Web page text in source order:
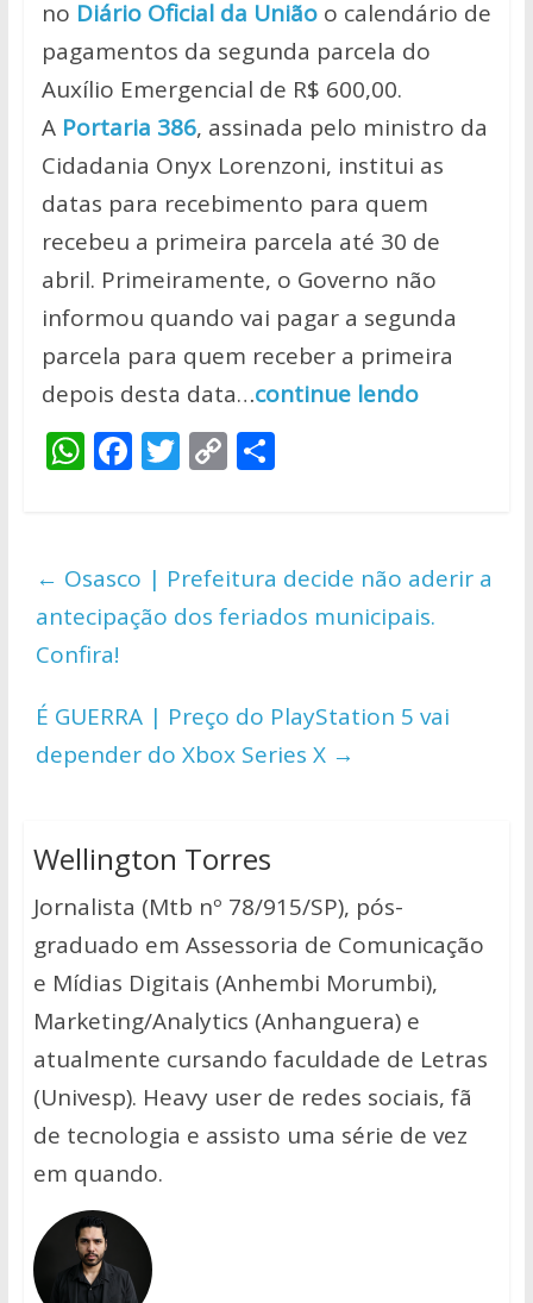
no Diário Oficial da Uniãoo calendário de
pagamentos da segunda parcela do
Auxílio Emergencial de R$ 600,00.
A Portaria 386, assinada pelo ministro da
Cidadania Onyx Lorenzoni, institui as
datas para recebimento para quem
recebeu a primeira parcela até 30 de
abril. Primeiramente, o Governo não
informou quando vai pagar a segunda
parcela para quem receber a primeira
depois desta data…continue lendo
W
s
A
p
p
F
b
o
o
T
er
C
y
Li
n
S
e
← Osasco | Prefeitura decide não aderir a
antecipação dos feriados municipais.
Confira!
É GUERRA | Preço do PlayStation 5 vai
depender do Xbox Series X →
Wellington Torres
Jornalista (Mtb nº 78/915/SP), pós-
graduado em Assessoria de Comunicação
e Mídias Digitais (Anhembi Morumbi),
Marketing/Analytics (Anhanguera) e
atualmente cursando faculdade de Letras
(Univesp). Heavy user de redes sociais, fã
de tecnologia e assisto uma série de vez
em quando.